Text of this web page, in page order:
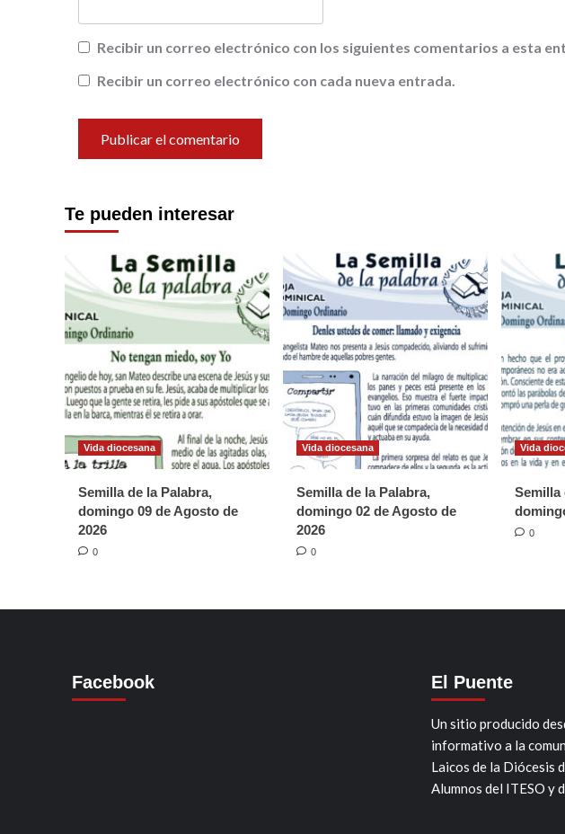
Recibir un correo electrónico con los siguientes comentarios a esta
Recibir un correo electrónico con cada nueva entrada.
Te pueden interesar
Vida diocesana
Semilla de la Palabra,
domingo 09 de Agosto de
2026
0
Vida diocesana
Semilla de la Palabra,
domingo 02 de Agosto de
2026
0
Vida
Semilla
0
Facebook El Puente
Un sitio producido
informativo a la
Laicos de la Diócesis
Alumnos del ITESO y